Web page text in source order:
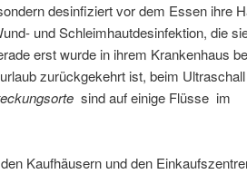
desinfiziert vor dem Essen ihre
und Schleimhautdesinfektion, die
erst wurde in ihrem Krankenhaus
zurückgekehrt ist, beim Ultraschall
sind auf einige Flüsse im
Kaufhäusern und den